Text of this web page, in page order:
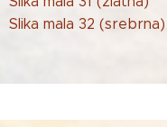
Slika mala 32 (srebrna)